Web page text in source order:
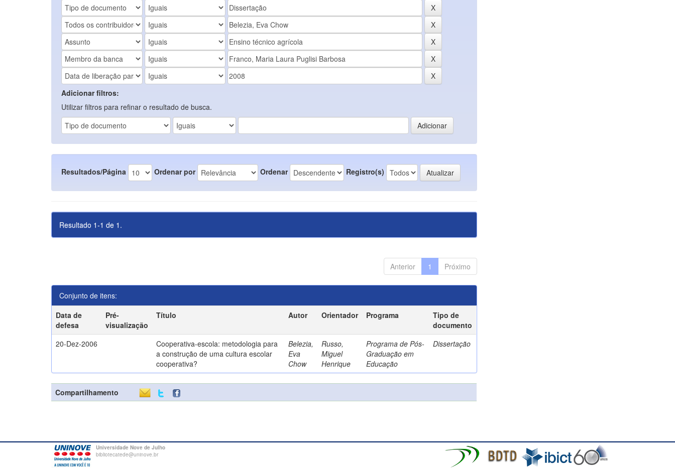
Adicionar filtros:
Utilizar filtros para refinar o resultado de busca.
Resultados/Página Ordenar por Ordenar Registro(s)
Resultado 1-1 de 1.
Anterior 1 Próximo
Conjunto de itens:
Data de
defesa
Pré-
visualização
Título Autor Orientador Programa
Tipo de
documento
20-Dez-2006
Cooperativa-escola: metodologia para
a construção de uma cultura escolar
cooperativa?
Belezia,
Eva
Chow
Russo,
Miguel
Henrique
Programa de Pós-
Graduação em
Educação
Dissertação
Compartilhamento
Universidade Nove de Julho
bibliotecatede@uninove.br